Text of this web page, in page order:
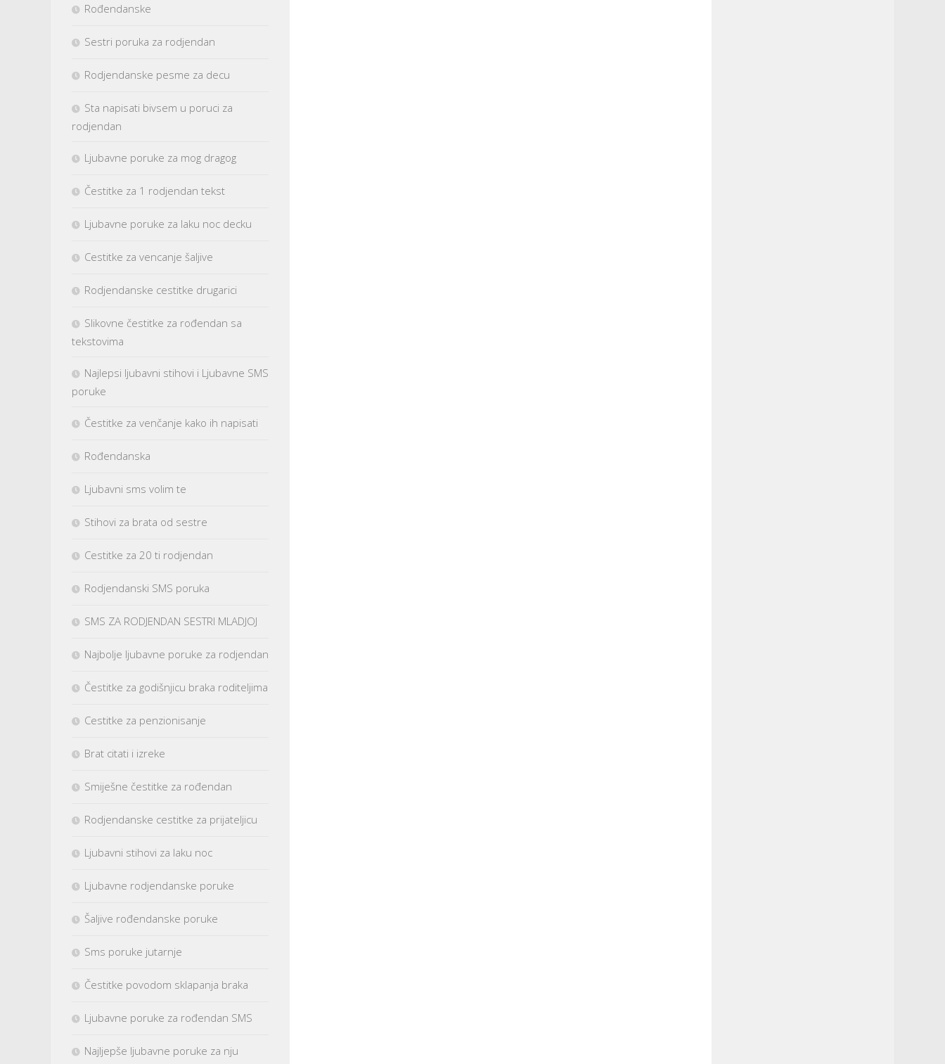
Rođendanske
Sestri poruka za rodjendan
Rodjendanske pesme za decu
Sta napisati bivsem u poruci za
rodjendan
Ljubavne poruke za mog dragog
Čestitke za 1 rodjendan tekst
Ljubavne poruke za laku noc decku
Cestitke za vencanje šaljive
Rodjendanske cestitke drugarici
Slikovne čestitke za rođendan sa
tekstovima
Najlepsi ljubavni stihovi i Ljubavne SMS
poruke
Čestitke za venčanje kako ih napisati
Rođendanska
Ljubavni sms volim te
Stihovi za brata od sestre
Cestitke za 20 ti rodjendan
Rodjendanski SMS poruka
SMS ZA RODJENDAN SESTRI MLADJOJ
Najbolje ljubavne poruke za rodjendan
Čestitke za godišnjicu braka roditeljima
Cestitke za penzionisanje
Brat citati i izreke
Smiješne čestitke za rođendan
Rodjendanske cestitke za prijateljicu
Ljubavni stihovi za laku noc
Ljubavne rodjendanske poruke
Šaljive rođendanske poruke
Sms poruke jutarnje
Čestitke povodom sklapanja braka
Ljubavne poruke za rođendan SMS
Najljepše ljubavne poruke za nju